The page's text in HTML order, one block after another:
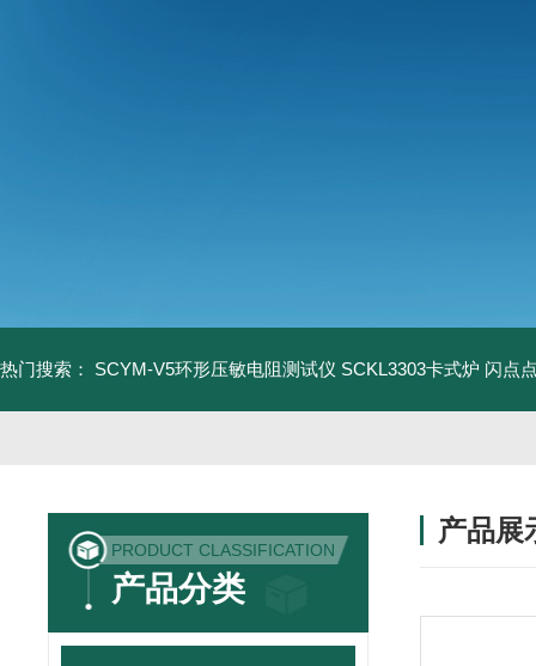
热门搜索： SCYM-V5环形压敏电阻测试仪 SCKL3303卡式炉 闪点
PRODUCT CLASSIFICATION
产品分类
产品展